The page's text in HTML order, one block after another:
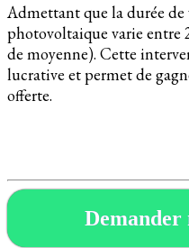
Admettant que la durée de
photovoltaique varie entre
de moyenne). Cette
lucrative et permet de
offerte.
Demander